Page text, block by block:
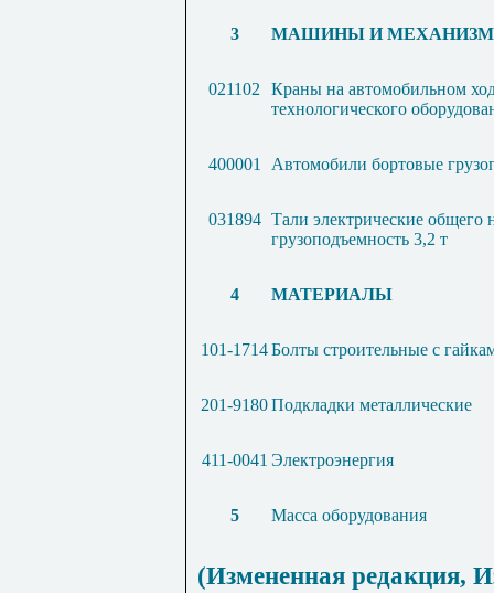
3 МАШИНЫ И
021102
Краны на автомобильном
технологического
400001 Автомобили бортовые
031894 Тали электрические общего
грузоподъемность 3,2 т
4 МАТЕРИАЛЫ
101-1714Болты строительные с
201-9180Подкладки металлические
411-0041 Электроэнергия
5 Масса оборудования
(Измененная редакция,